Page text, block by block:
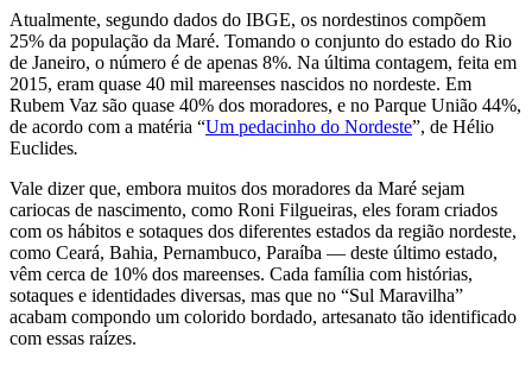
Atualmente, segundo dados do IBGE, os nordestinos compõem
25% da população da Maré. Tomando o conjunto do estado do Rio
de Janeiro, o número é de apenas 8%. Na última contagem, feita em
2015, eram quase 40 mil mareenses nascidos no nordeste. Em
Rubem Vaz são quase 40% dos moradores, e no Parque União 44%,
de acordo com a matéria “Um pedacinho do Nordeste”, de Hélio
Euclides.
Vale dizer que, embora muitos dos moradores da Maré sejam
cariocas de nascimento, como Roni Filgueiras, eles foram criados
com os hábitos e sotaques dos diferentes estados da região nordeste,
como Ceará, Bahia, Pernambuco, Paraíba — deste último estado,
vêm cerca de 10% dos mareenses. Cada família com histórias,
sotaques e identidades diversas, mas que no “Sul Maravilha”
acabam compondo um colorido bordado, artesanato tão identificado
com essas raízes.